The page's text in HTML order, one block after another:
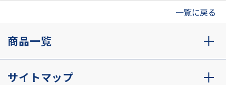
一覧に戻る
商品一覧
サイトマップ